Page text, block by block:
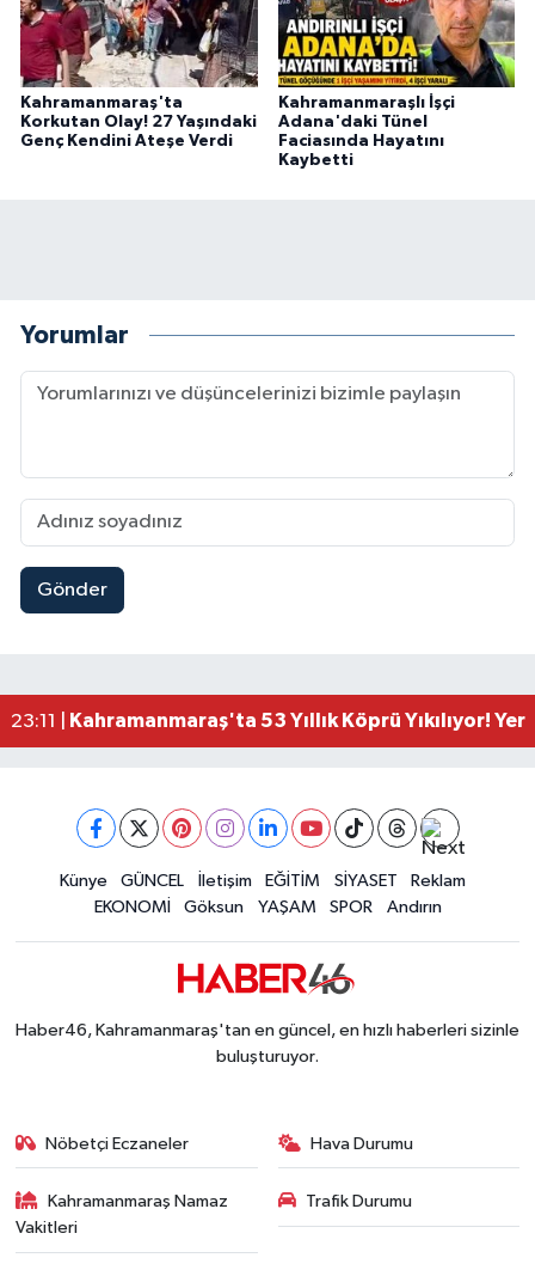
Kahramanmaraş'ta
Korkutan Olay! 27 Yaşındaki
Genç Kendini Ateşe Verdi
Kahramanmaraşlı İşçi
Adana'daki Tünel
Faciasında Hayatını
Kaybetti
Yorumlar
Gönder
08:12 |Gaziantep Nurdağı'nda 4.5 Büyüklüğünde
23:11 |
Kahramanmaraş'ta 53 Yıllık Köprü Yıkılıyor!
23:07 |Kahramanmaraş'ta Korkutan Olay! 27
Kahramanmaraş'ta Kayıp Çocuk Sulama
Kahramanmaraş'ta Zakkum Rüzgârı! KAFUM
12:18 |Kahramanmaraş'ta Kasten Öldürme ve Fuhşa
Çerçeve Yasa Adalet Komisyonu'ndan Geçti!
09:04 |Kahramanmaraş'taki Okul Saldırısı TBMM
Künye GÜNCEL İletişim EĞİTİM SİYASET
Reklam
EKONOMİ
Göksun YAŞAM SPOR Andırın
Haber46, Kahramanmaraş'tan en güncel, en hızlı haberleri sizinle
buluşturuyor.
Nöbetçi Eczaneler Hava Durumu
Kahramanmaraş Namaz
Vakitleri
Trafik Durumu
TANITIM
HABERDE İNSAN